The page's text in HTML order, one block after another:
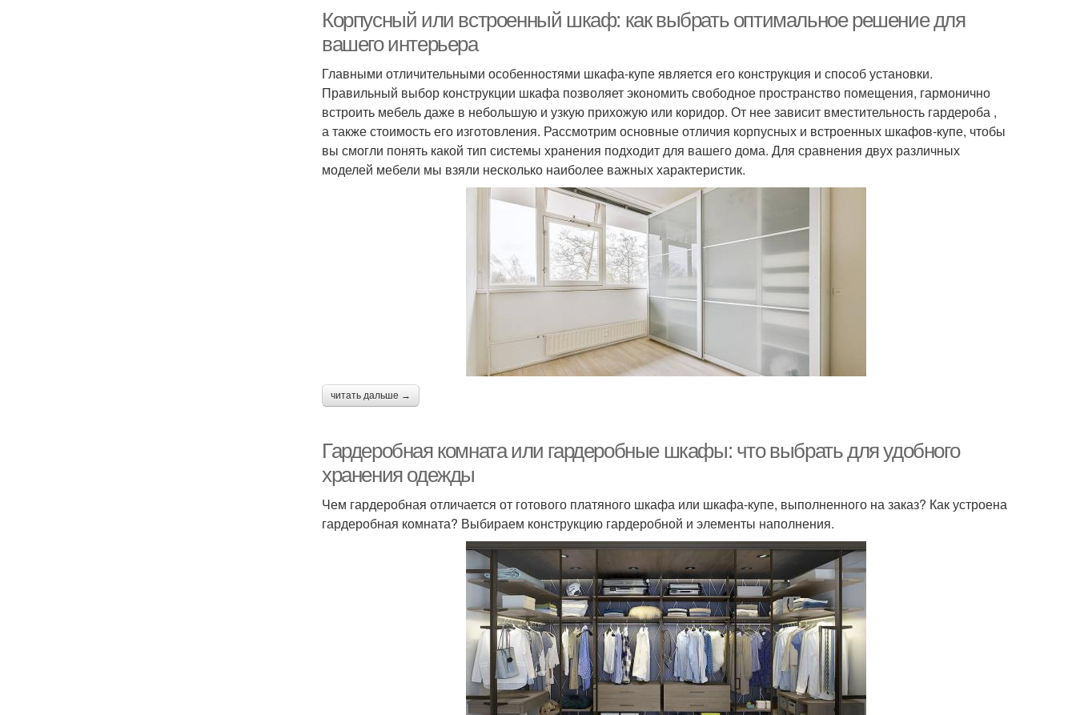
Корпусный или встроенный шкаф: как выбрать оптимальное решение для
вашего интерьера
Главными отличительными особенностями шкафа-купе является его конструкция и способ установки.
Правильный выбор конструкции шкафа позволяет экономить свободное пространство помещения, гармонично
встроить мебель даже в небольшую и узкую прихожую или коридор. От нее зависит вместительность гардероба ,
а также стоимость его изготовления. Рассмотрим основные отличия корпусных и встроенных шкафов-купе, чтобы
вы смогли понять какой тип системы хранения подходит для вашего дома. Для сравнения двух различных
моделей мебели мы взяли несколько наиболее важных характеристик.
читать дальше →
Гардеробная комната или гардеробные шкафы: что выбрать для удобного
хранения одежды
Чем гардеробная отличается от готового платяного шкафа или шкафа-купе, выполненного на заказ? Как устроена
гардеробная комната? Выбираем конструкцию гардеробной и элементы наполнения.